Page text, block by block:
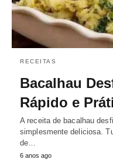
RECEITAS
Bacalhau
Rápido e
A receita de bacalhau
simplesmente deliciosa.
de…
6 anos ago